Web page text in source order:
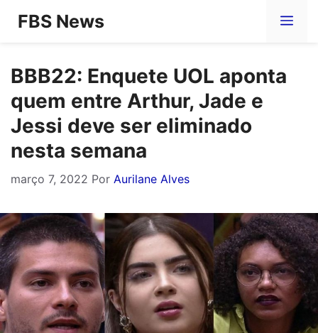
Pular
conteúdo
FBS News
BBB22: Enquete UOL aponta
quem entre Arthur, Jade e
Jessi deve ser eliminado
nesta semana
março 7, 2022 Por Aurilane Alves